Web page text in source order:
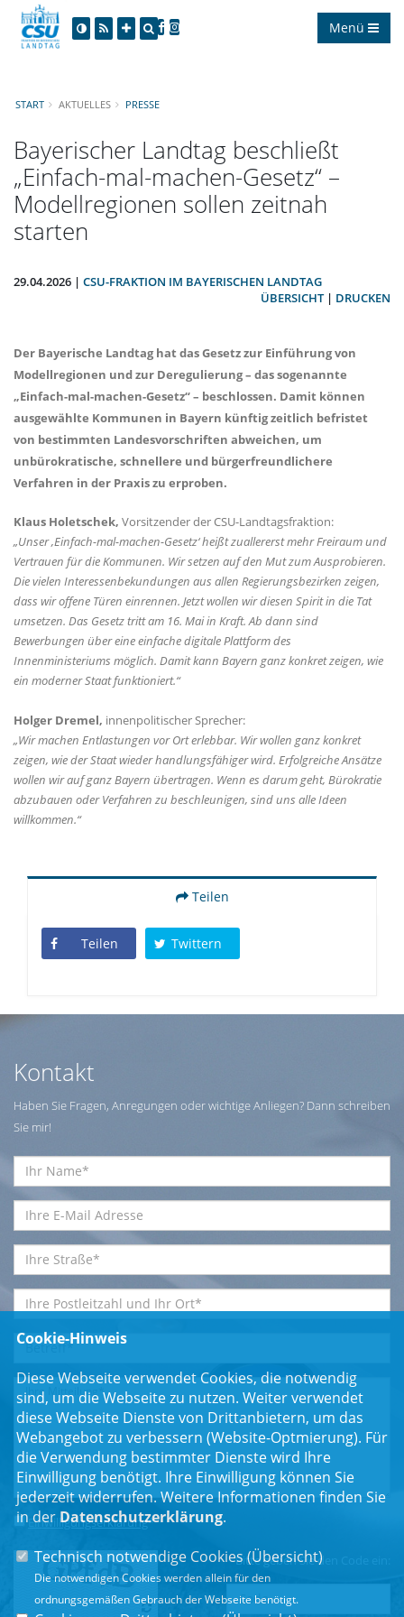
Menü
START AKTUELLES PRESSE
Bayerischer Landtag beschließt
Einfach-mal-machen-Gesetz“ –
Modellregionen sollen zeitnah
starten
29.04.2026 | CSU-FRAKTION IM BAYERISCHEN LANDTAG
ÜBERSICHT| DRUCKEN
Der Bayerische Landtag hat das Gesetz zur Einführung von
Modellregionen und zur Deregulierung – das sogenannte
Einfach-mal-machen-Gesetz“ – beschlossen. Damit können
ausgewählte Kommunen in Bayern künftig zeitlich befristet
von bestimmten Landesvorschriften abweichen, um
unbürokratische, schnellere und bürgerfreundlichere
Verfahren in der Praxis zu erproben.
Klaus Holetschek, Vorsitzender der CSU-Landtagsfraktion:
Unser ‚Einfach-mal-machen-Gesetz‘ heißt zuallererst mehr Freiraum und
Vertrauen für die Kommunen. Wir setzen auf den Mut zum Ausprobieren.
Die vielen Interessenbekundungen aus allen Regierungsbezirken zeigen,
dass wir offene Türen einrennen. Jetzt wollen wir diesen Spirit in die Tat
umsetzen. Das Gesetz tritt am 16. Mai in Kraft. Ab dann sind
Bewerbungen über eine einfache digitale Plattform des
Innenministeriums möglich. Damit kann Bayern ganz konkret zeigen, wie
ein moderner Staat funktioniert.“
Holger Dremel, innenpolitischer Sprecher:
Wir machen Entlastungen vor Ort erlebbar. Wir wollen ganz konkret
zeigen, wie der Staat wieder handlungsfähiger wird. Erfolgreiche Ansätze
wollen wir auf ganz Bayern übertragen. Wenn es darum geht, Bürokratie
abzubauen oder Verfahren zu beschleunigen, sind uns alle Ideen
willkommen.“
Teilen
Teilen Twittern
Kontakt
Haben Sie Fragen, Anregungen oder wichtige Anliegen? Dann schreiben
Sie mir!
Einwilligungserklärung*
Bitte geben Sie den Code ein:
Cookie-Hinweis
Diese Webseite verwendet Cookies, die notwendig
sind, um die Webseite zu nutzen. Weiter verwendet
diese Webseite Dienste von Drittanbietern, um das
Webangebot zu verbessern (Website-Optmierung). Für
die Verwendung bestimmter Dienste wird Ihre
Einwilligung benötigt. Ihre Einwilligung können Sie
jederzeit widerrufen. Weitere Informationen finden Sie
in der Datenschutzerklärung.
Technisch notwendige Cookies (Übersicht)
Die notwendigen Cookies werden allein für den
ordnungsgemäßen Gebrauch der Webseite benötigt.